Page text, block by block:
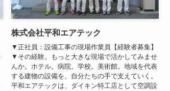
株式会社平和エアテック
▼正社員：設備工事の現場作業員【経験者募集】
▼その経験。もっと大きな現場で活かしてみませ
んか。ホテル。病院。学校。美術館。地域を代表
する建物の設備を、自分たちの手で支えていく。
平和エアテックは、ダイキン特工店として空調設